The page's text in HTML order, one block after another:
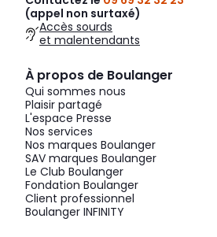
(appel non surtaxé)
Accès sourds
et malentendants
À propos de Boulanger
Qui sommes nous
Plaisir partagé
L'espace Presse
Nos services
Nos marques Boulanger
SAV marques Boulanger
Le Club Boulanger
Fondation Boulanger
Client professionnel
Boulanger INFINITY